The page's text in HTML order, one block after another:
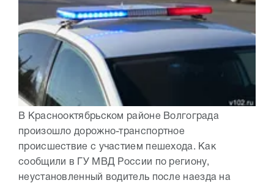
В Краснооктябрьском районе Волгограда
произошло дорожно-транспортное
происшествие с участием пешехода. Как
сообщили в ГУ МВД России по региону,
неустановленный водитель после наезда на